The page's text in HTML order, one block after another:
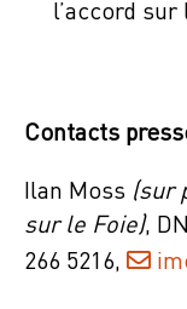
l’accord
Contacts
Ilan Moss (sur
sur le Foie),
266 5216,